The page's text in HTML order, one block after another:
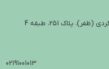
پلاک 251، طبقه 4
02191001013